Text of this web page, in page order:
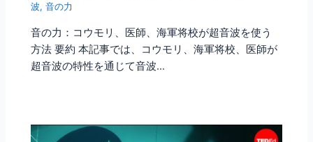
波,音の力
音の力：コウモリ、医師、海軍将校が超音波を使う
方法 要約 本記事では、コウモリ、海軍将校、医師が
超音波の特性を通じて音波…